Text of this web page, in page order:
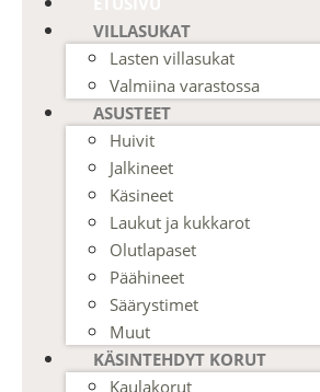
VILLASUKAT
Lasten villasukat
Valmiina varastossa
ASUSTEET
Huivit
Jalkineet
Käsineet
Laukut ja kukkarot
Olutlapaset
Päähineet
Säärystimet
Muut
KÄSINTEHDYT KORUT
Kaulakorut